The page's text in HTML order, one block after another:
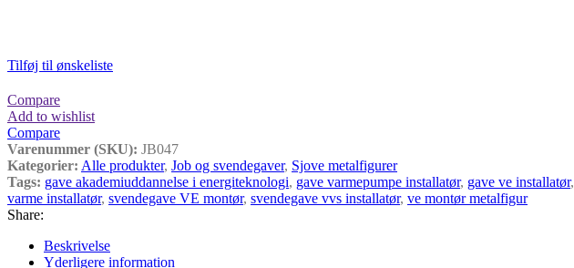
Tilføj til ønskeliste
Compare
Add to wishlist
Compare
Varenummer (SKU): JB047
Kategorier: Alle produkter, Job og svendegaver, Sjove metalfigurer
Tags: gave akademiuddannelse i energiteknologi, gave varmepumpe installatør, gave ve installatør,
varme installatør, svendegave VE montør, svendegave vvs installatør, ve montør metalfigur
Share:
Beskrivelse
Yderligere information